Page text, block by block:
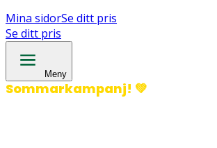
Mina sidorSe ditt pris
Se ditt pris
Meny
Sommarkampanj! 💚